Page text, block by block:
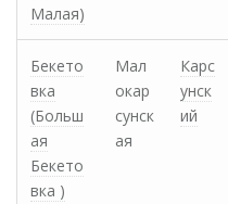
Малая)
Бекето
вка
(Больш
ая
Бекето
вка )
Мал
окар
сунск
ая
Карс
унск
ий